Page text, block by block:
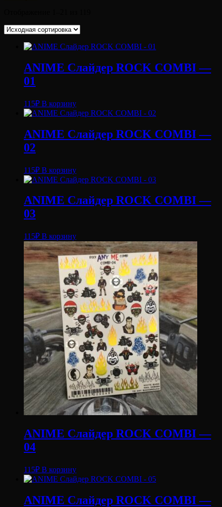
ANIME Слайдер ROCK COMBI —
01
115₽ В корзину
ANIME Слайдер ROCK COMBI —
02
115₽ В корзину
ANIME Слайдер ROCK COMBI —
03
115₽ В корзину
ANIME Слайдер ROCK COMBI —
04
115₽ В корзину
ANIME Слайдер ROCK COMBI —